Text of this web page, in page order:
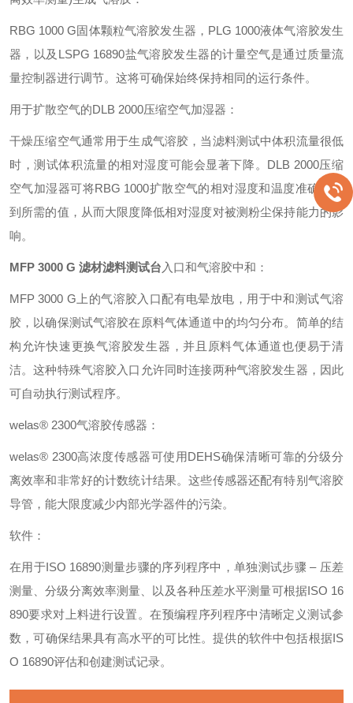
RBG 1000 G固体颗粒气溶胶发生器，PLG 1000液体气溶胶发生
器，以及LSPG 16890盐气溶胶发生器的计量空气是通过质量流
量控制器进行调节。这将可确保始终保持相同的运行条件。
用于扩散空气的DLB 2000压缩空气加湿器：
干燥压缩空气通常用于生成气溶胶，当滤料测试中体积流量很低
时，测试体积流量的相对湿度可能会显著下降。DLB 2000压缩
空气加湿器可将RBG 1000扩散空气的相对湿度和温度准确调节
到所需的值，从而大限度降低相对湿度对被测粉尘保持能力的影
响。
MFP 3000 G 滤材滤料测试台 入口和气溶胶中和：
MFP 3000 G上的气溶胶入口配有电晕放电，用于中和测试气溶
胶，以确保测试气溶胶在原料气体通道中的均匀分布。简单的结
构允许快速更换气溶胶发生器，并且原料气体通道也便易于清
洁。这种特殊气溶胶入口允许同时连接两种气溶胶发生器，因此
可自动执行测试程序。
welas® 2300气溶胶传感器：
welas® 2300高浓度传感器可使用DEHS确保清晰可靠的分级分
离效率和非常好的计数统计结果。这些传感器还配有特别气溶胶
导管，能大限度减少内部光学器件的污染。
软件：
在用于ISO 16890测量步骤的序列程序中，单独测试步骤 – 压差
测量、分级分离效率测量、以及各种压差水平测量可根据ISO 16
890要求对上料进行设置。在预编程序列程序中清晰定义测试参
数，可确保结果具有高水平的可比性。提供的软件中包括根据IS
O 16890评估和创建测试记录。